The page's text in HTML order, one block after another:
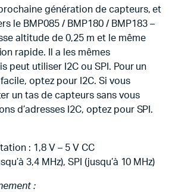
prochaine génération de capteurs, et
le BMP085 / BMP180 / BMP183 –
altitude de 0,25 m et le même
rapide.
Il a les mêmes
peut utiliser I2C ou SPI. Pour un
optez pour I2C. Si vous
un tas de capteurs sans vous
d’adresses I2C, optez pour SPI.
: 1,8 V – 5 V CC
3,4 MHz), SPI (jusqu’à 10 MHz)
: